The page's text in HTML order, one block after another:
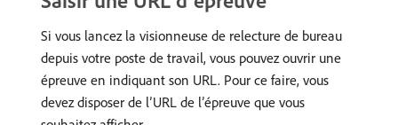
Si vous lancez la visionneuse de relecture de bureau
depuis votre poste de travail, vous pouvez ouvrir une
épreuve en indiquant son URL. Pour ce faire, vous
devez disposer de l’URL de l’épreuve que vous